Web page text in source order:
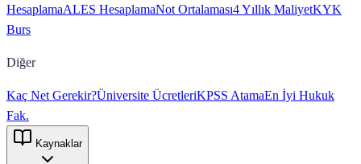
HesaplamaALES HesaplamaNot Ortalaması4 Yıllık MaliyetKYK
Burs
Diğer
Kaç Net Gerekir?Üniversite ÜcretleriKPSS AtamaEn İyi Hukuk
Fak.
Kaynaklar